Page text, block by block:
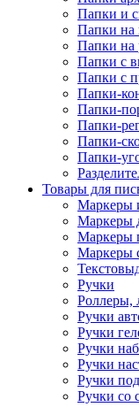
Папки и
Папки на
Папки на
Папки с
Папки с
Папки-
Папки-
Папки-
Папки-
Папки-
Товары для
Маркеры
Маркеры
Маркеры
Маркеры
Ручки
Роллеры,
Ручки
Ручки
Ручки
Ручки
Ручки
Ручки со